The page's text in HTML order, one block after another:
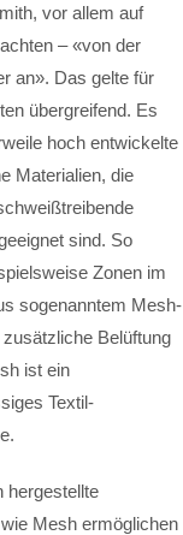
vor allem auf
– «von der
an». Das gelte für
übergreifend. Es
hoch entwickelte
Materialien, die
sind. So
Zonen im
sogenanntem Mesh-
Belüftung
ist ein
Textil-
hergestellte
Mesh ermöglichen